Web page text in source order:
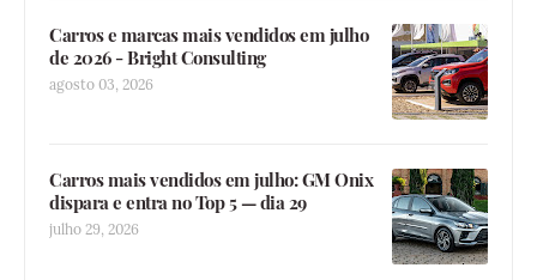
Carros e marcas mais vendidos em julho
de 2026 - Bright Consulting
agosto 03, 2026
Carros mais vendidos em julho: GM Onix
dispara e entra no Top 5 — dia 29
julho 29, 2026